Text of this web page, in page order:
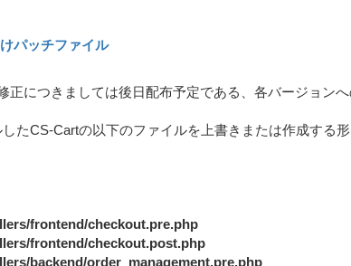
パッチファイル
正につきましては後日配布予定である、各バージョン
たCS-Cartの以下のファイルを上書きまたは作成する形
frontend/checkout.pre.php
frontend/checkout.post.php
backend/order_management.pre.php